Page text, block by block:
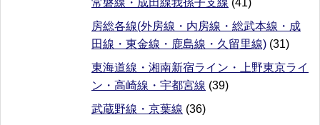
房総各線(外房線・内房線・総武本線・成
田線・東金線・鹿島線・久留里線) (31)
東海道線・湘南新宿ライン・上野東京ライ
ン・高崎線・宇都宮線 (39)
武蔵野線・京葉線 (36)